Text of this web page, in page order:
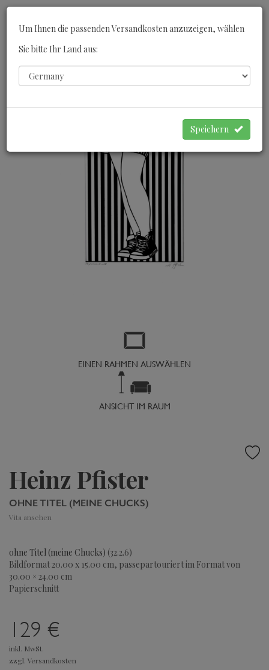
EINEN RAHMEN AUSWÄHLEN
ANSICHT IM RAUM
Heinz Pfister
OHNE TITEL (MEINE CHUCKS)
Vita ansehen
ohne Titel (meine Chucks) (32.2.6)
Bildformat 20.00 x 15.00 cm, passepartouriert im Format von
30.00 × 24.00 cm
Papierschnitt
129 €
inkl. MwSt.
zzgl. Versandkosten
Um Ihnen die passenden Versandkosten anzuzeigen, wählen
Sie bitte Ihr Land aus:
Speichern